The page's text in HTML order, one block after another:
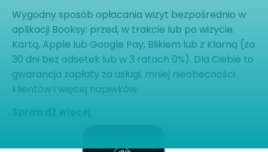
Wygodny sposób opłacania wizyt bezpośrednio w
aplikacji Booksy: przed, w trakcie lub po wizycie.
Kartą, Apple lub Google Pay, Blikiem lub z Klarną (za
30 dni bez odsetek lub w 3 ratach 0%). Dla Ciebie to
gwarancja zapłaty za usługi, mniej nieobecności
klientów i więcej napiwków.